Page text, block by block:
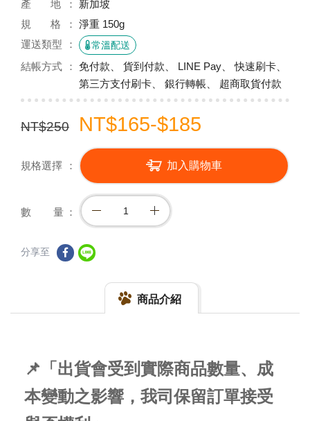
產 地
新加坡
規 格
淨重 150g
運送類型
常溫配送
結帳方式
免付款、 貨到付款、 LINE Pay、 快速刷卡、
第三方支付刷卡、 銀行轉帳、 超商取貨付款
NT$250 NT$165-$185
規格選擇 加入購物車
數 量
分享至
商品介紹
📌「出貨會受到實際商品數量、成
本變動之影響，我司保留訂單接受